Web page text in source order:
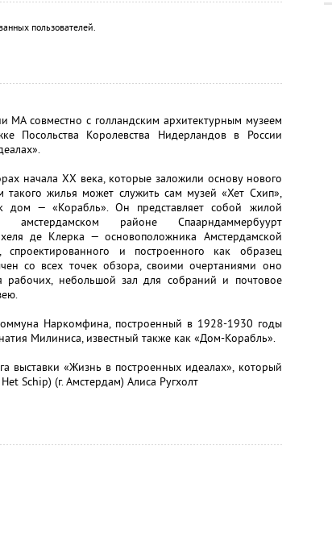
пользователей.
МА совместно с голландским архитектурным музеем
Посольства Королевства Нидерландов в России
начала ХХ века, которые заложили основу нового
жилья может служить сам музей «Хет Схип»,
дом — «Корабль». Он представляет собой жилой
районе Спаарндаммербуурт
де Клерка — основоположника Амстердамской
и построенного как образец
со всех точек обзора, своими очертаниями оно
небольшой зал для собраний и почтовое
Наркомфина, построенный в 1928-1930 годы
Милиниса, известный также как «Дом-Корабль».
выставки «Жизнь в построенных идеалах», который
Schip) (г. Амстердам) Алиса Ругхолт